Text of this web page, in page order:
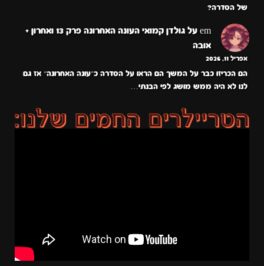
של הסדרה?
em על
גולדן קמואי העונה האחרונה פרק 13 ואחרון +
אובה
אפריל 11, 2026
הם הכריזו כבר על המשך הם הראו על הסדרה כ״עונה האחרונה״ אז גם
לנו לא היה ממש מושג לפי הבנתי…